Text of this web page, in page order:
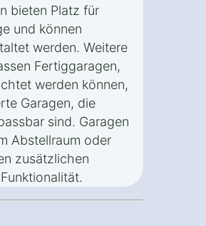
bieten Platz für
und können
werden. Weitere
Fertiggaragen,
werden können,
Garagen, die
sind. Garagen
Abstellraum oder
zusätzlichen